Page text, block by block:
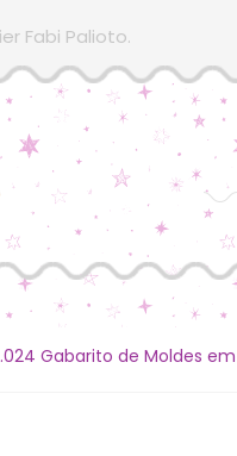
Fabi Palioto.
Gabarito de Moldes em